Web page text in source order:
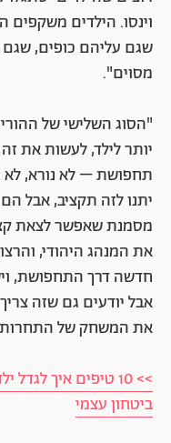
וינסו. הילדים משקפים
שגם עליהם כופים,
מסוים".
"הסוג השלישי של
יותר לילד, לעשות את
תחפושת – לא נורא, לא
יתנו לזה תקציב, אבל
מסמנת שאפשר לצאת
את המנהג היהודי,
חדשה דרך התחפושת,
אבל יודעים גם שזה
את המשחק של
>> 10 טיפים איך
ביטחון עצמי